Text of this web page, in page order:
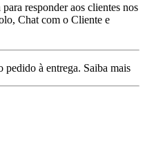
responder aos clientes nos
Chat com o Cliente e
pedido à entrega. Saiba mais